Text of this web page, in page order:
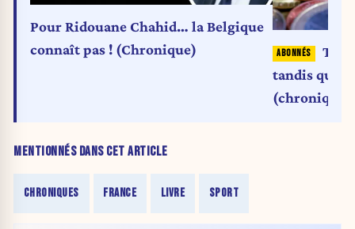
MENTIONNÉS DANS CET ARTICLE
CHRONIQUES FRANCE LIVRE SPORT
Pour Ridouane Chahid… la Belgique
connaît pas ! (Chronique)
tandis que
(chronique)